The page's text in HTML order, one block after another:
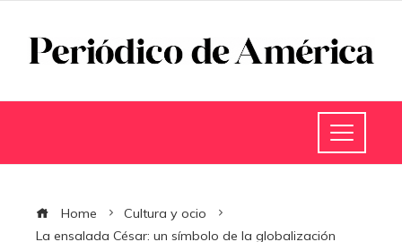
Home
Cultura y ocio
La ensalada César: un símbolo de la globalización